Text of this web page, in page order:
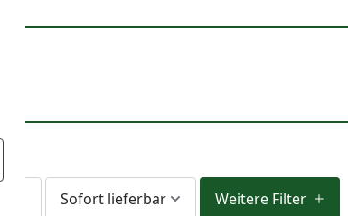
Sofort lieferbar Weitere Filter